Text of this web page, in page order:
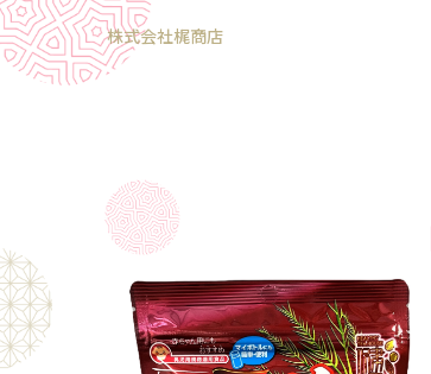
株式会社梶商店